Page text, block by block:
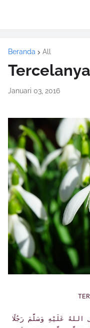
Beranda All
Januari 03, 2016
اللهُ عَلَيْهِ وَسَلَّمَ رَجُلًا